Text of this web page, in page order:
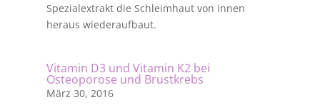
Spezialextrakt die Schleimhaut von innen
heraus wiederaufbaut.
Vitamin D3 und Vitamin K2 bei
Osteoporose und Brustkrebs
März 30, 2016